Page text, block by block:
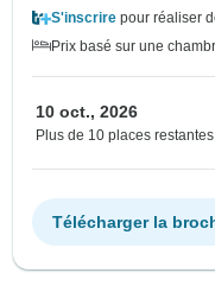
S'inscrire pour réaliser
Prix basé sur une
10 oct., 2026
Plus de 10 places restantes
Télécharger la